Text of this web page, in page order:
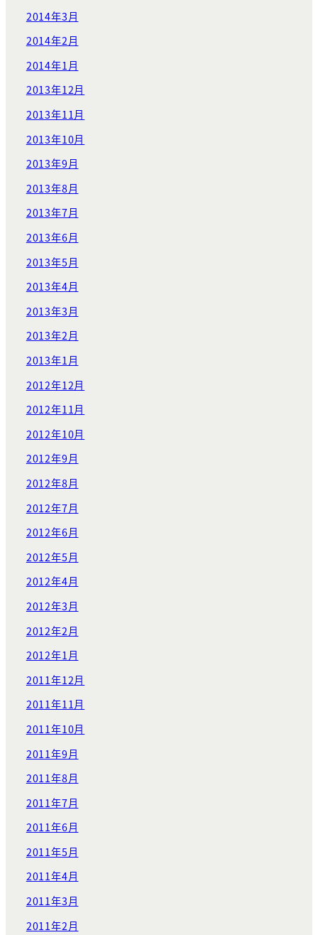
2014年3月
2014年2月
2014年1月
2013年12月
2013年11月
2013年10月
2013年9月
2013年8月
2013年7月
2013年6月
2013年5月
2013年4月
2013年3月
2013年2月
2013年1月
2012年12月
2012年11月
2012年10月
2012年9月
2012年8月
2012年7月
2012年6月
2012年5月
2012年4月
2012年3月
2012年2月
2012年1月
2011年12月
2011年11月
2011年10月
2011年9月
2011年8月
2011年7月
2011年6月
2011年5月
2011年4月
2011年3月
2011年2月